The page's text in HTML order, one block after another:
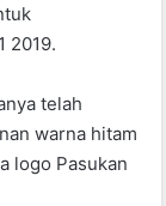
2019.
telah
warna hitam
logo Pasukan